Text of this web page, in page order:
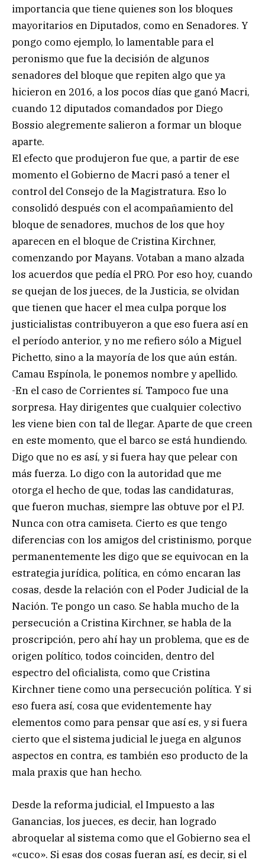
importancia que tiene quienes son los bloques
mayoritarios en Diputados, como en Senadores. Y
pongo como ejemplo, lo lamentable para el
peronismo que fue la decisión de algunos
senadores del bloque que repiten algo que ya
hicieron en 2016, a los pocos días que ganó Macri,
cuando 12 diputados comandados por Diego
Bossio alegremente salieron a formar un bloque
aparte.
El efecto que produjeron fue que, a partir de ese
momento el Gobierno de Macri pasó a tener el
control del Consejo de la Magistratura. Eso lo
consolidó después con el acompañamiento del
bloque de senadores, muchos de los que hoy
aparecen en el bloque de Cristina Kirchner,
comenzando por Mayans. Votaban a mano alzada
los acuerdos que pedía el PRO. Por eso hoy, cuando
se quejan de los jueces, de la Justicia, se olvidan
que tienen que hacer el mea culpa porque los
justicialistas contribuyeron a que eso fuera así en
el período anterior, y no me refiero sólo a Miguel
Pichetto, sino a la mayoría de los que aún están.
Camau Espínola, le ponemos nombre y apellido.
-En el caso de Corrientes sí. Tampoco fue una
sorpresa. Hay dirigentes que cualquier colectivo
les viene bien con tal de llegar. Aparte de que creen
en este momento, que el barco se está hundiendo.
Digo que no es así, y si fuera hay que pelear con
más fuerza. Lo digo con la autoridad que me
otorga el hecho de que, todas las candidaturas,
que fueron muchas, siempre las obtuve por el PJ.
Nunca con otra camiseta. Cierto es que tengo
diferencias con los amigos del cristinismo, porque
permanentemente les digo que se equivocan en la
estrategia jurídica, política, en cómo encaran las
cosas, desde la relación con el Poder Judicial de la
Nación. Te pongo un caso. Se habla mucho de la
persecución a Cristina Kirchner, se habla de la
proscripción, pero ahí hay un problema, que es de
origen político, todos coinciden, dentro del
espectro del oficialista, como que Cristina
Kirchner tiene como una persecución política. Y si
eso fuera así, cosa que evidentemente hay
elementos como para pensar que así es, y si fuera
cierto que el sistema judicial le juega en algunos
aspectos en contra, es también eso producto de la
mala praxis que han hecho.
Desde la reforma judicial, el Impuesto a las
Ganancias, los jueces, es decir, han logrado
abroquelar al sistema como que el Gobierno sea el
«cuco». Si esas dos cosas fueran así, es decir, si el